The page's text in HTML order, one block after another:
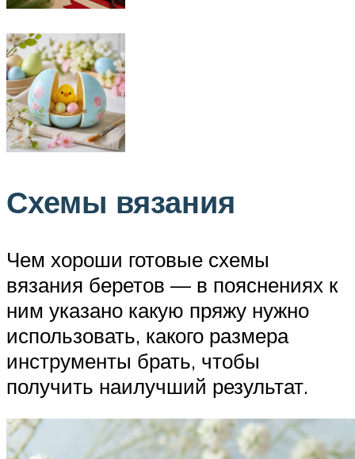
Схемы вязания
Чем хороши готовые схемы
вязания беретов — в пояснениях к
ним указано какую пряжу нужно
использовать, какого размера
инструменты брать, чтобы
получить наилучший результат.